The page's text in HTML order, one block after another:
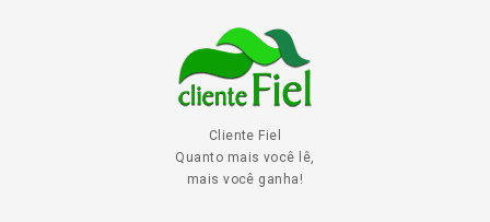
Cliente Fiel
Quanto mais você lê,
mais você ganha!